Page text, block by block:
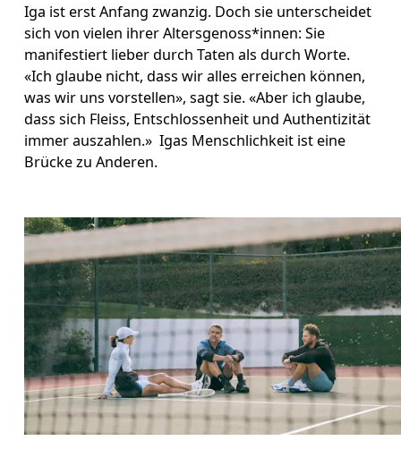
Iga ist erst Anfang zwanzig. Doch sie unterscheidet
sich von vielen ihrer Altersgenoss*innen: Sie
manifestiert lieber durch Taten als durch Worte.
«Ich glaube nicht, dass wir alles erreichen können,
was wir uns vorstellen», sagt sie. «Aber ich glaube,
dass sich Fleiss, Entschlossenheit und Authentizität
immer auszahlen.»  Igas Menschlichkeit ist eine
Brücke zu Anderen.